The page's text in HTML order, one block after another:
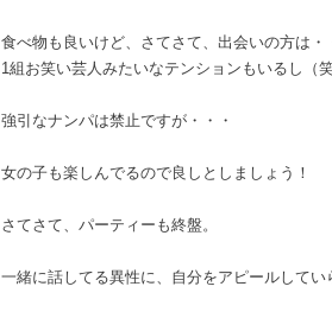
食べ物も良いけど、さてさて、出会いの方は・
1組お笑い芸人みたいなテンションもいるし（
強引なナンパは禁止ですが・・・
女の子も楽しんでるので良しとしましょう！
さてさて、パーティーも終盤。
一緒に話してる異性に、自分をアピールしてい